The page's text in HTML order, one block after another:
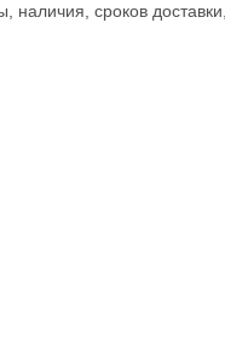
сроков доставки,